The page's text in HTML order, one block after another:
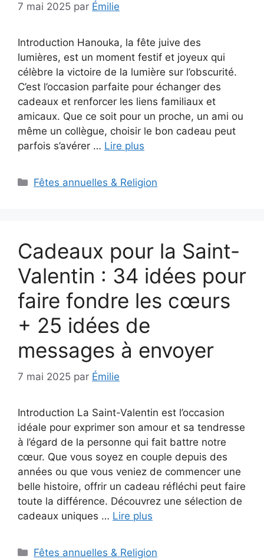
7 mai 2025 par Émilie
Introduction Hanouka, la fête juive des
lumières, est un moment festif et joyeux qui
célèbre la victoire de la lumière sur l’obscurité.
C’est l’occasion parfaite pour échanger des
cadeaux et renforcer les liens familiaux et
amicaux. Que ce soit pour un proche, un ami ou
même un collègue, choisir le bon cadeau peut
parfois s’avérer … Lire plus
Catégories
Fêtes annuelles & Religion
Cadeaux pour la Saint-
Valentin : 34 idées pour
faire fondre les cœurs
+ 25 idées de
messages à envoyer
7 mai 2025 par Émilie
Introduction La Saint-Valentin est l’occasion
idéale pour exprimer son amour et sa tendresse
à l’égard de la personne qui fait battre notre
cœur. Que vous soyez en couple depuis des
années ou que vous veniez de commencer une
belle histoire, offrir un cadeau réfléchi peut faire
toute la différence. Découvrez une sélection de
cadeaux uniques … Lire plus
Catégories
Fêtes annuelles & Religion